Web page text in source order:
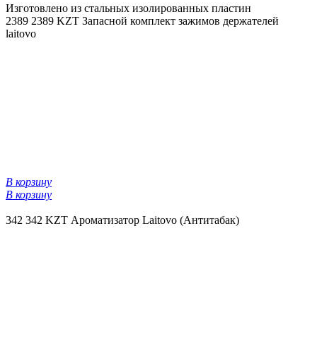
Изготовлено из стальных изолированных пластин
2389 2389 KZT Запасной комплект зажимов держателей
laitovo
В корзину
В корзину
342 342 KZT Ароматизатор Laitovo (Антитабак)